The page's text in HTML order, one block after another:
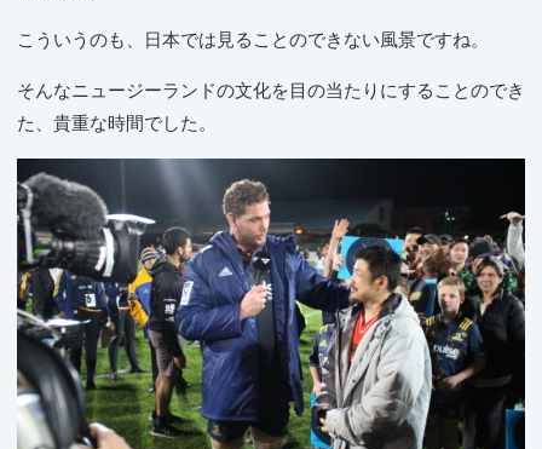
こういうのも、日本では見ることのできない風景ですね。
そんなニュージーランドの文化を目の当たりにすることのでき
た、貴重な時間でした。